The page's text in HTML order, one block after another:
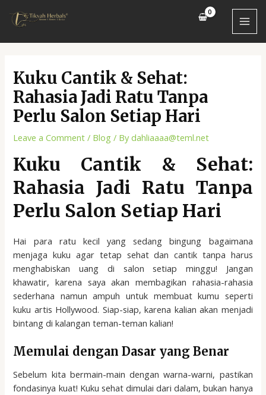
Kuku Cantik & Sehat:
Rahasia Jadi Ratu Tanpa
Perlu Salon Setiap Hari
Leave a Comment / Blog / Bydahliaaaa@teml.net
Kuku Cantik & Sehat:
Rahasia Jadi Ratu Tanpa
Perlu Salon Setiap Hari
Hai para ratu kecil yang sedang bingung bagaimana
menjaga kuku agar tetap sehat dan cantik tanpa harus
menghabiskan uang di salon setiap minggu! Jangan
khawatir, karena saya akan membagikan rahasia-rahasia
sederhana namun ampuh untuk membuat kumu seperti
kuku artis Hollywood. Siap-siap, karena kalian akan menjadi
bintang di kalangan teman-teman kalian!
Memulai dengan Dasar yang Benar
Sebelum kita bermain-main dengan warna-warni, pastikan
fondasinya kuat! Kuku sehat dimulai dari dalam, bukan hanya
navigation